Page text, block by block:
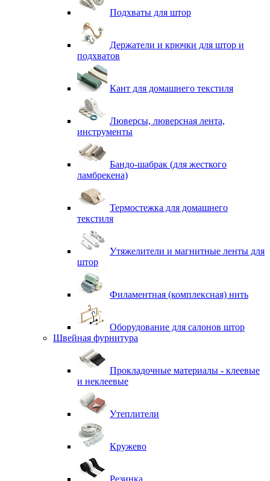
Подхваты для штор
Держатели и крючки для штор и
подхватов
Кант для домашнего текстиля
Люверсы, люверсная лента,
инструменты
Бандо-шабрак (для жесткого
ламбрекена)
Термостежка для домашнего
текстиля
Утяжелители и магнитные ленты для
штор
Филаментная (комплексная) нить
Оборудование для салонов штор
Швейная фурнитура
Прокладочные материалы - клеевые
и неклеевые
Утеплители
Кружево
Резинка